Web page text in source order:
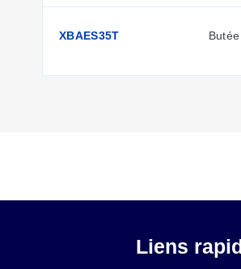
XBAES35T
Liens